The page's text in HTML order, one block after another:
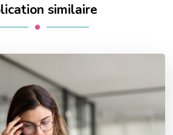
similaire